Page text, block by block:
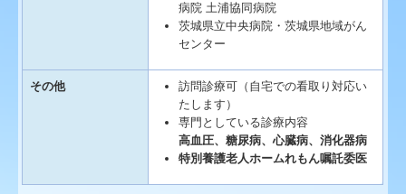
病院 土浦協同病院
茨城県立中央病院・茨城県地域がん
センター
その他
訪問診療可（自宅での看取り対応い
たします）
専門としている診療内容
高血圧、糖尿病、心臓病、消化器病
特別養護老人ホームれもん嘱託委医